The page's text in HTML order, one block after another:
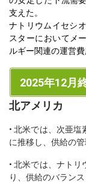
支えた。
ナトリウムイセシ
スターにおいてメ
ルギー関連の運営
2025年12月
北アメリカ
• 北米では、次亜
に推移し、供給の
• 北米では、ナト
り、供給のバラン